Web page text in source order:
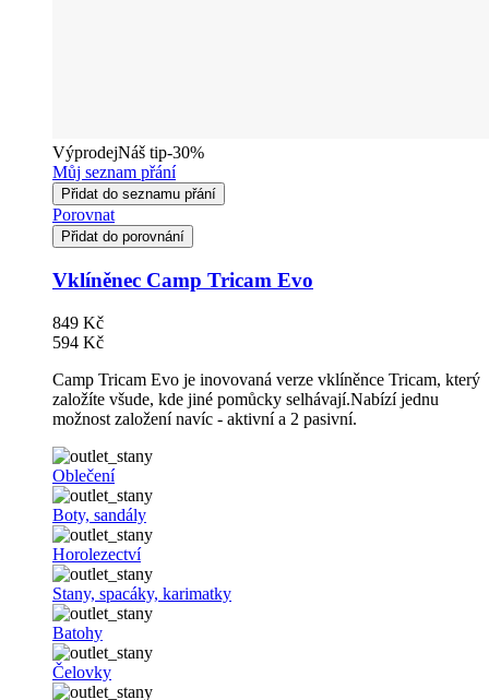
VýprodejNáš tip-30%
Můj seznam přání
Přidat do seznamu přání
Porovnat
Přidat do porovnání
Vklíněnec Camp Tricam Evo
849 Kč
594 Kč
Camp Tricam Evo je inovovaná verze vklíněnce Tricam, který
založíte všude, kde jiné pomůcky selhávají.Nabízí jednu
možnost založení navíc - aktivní a 2 pasivní.
Oblečení
Boty, sandály
Horolezectví
Stany, spacáky, karimatky
Batohy
Čelovky